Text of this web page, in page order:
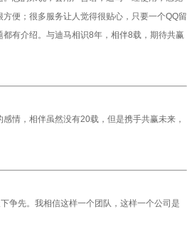
便；很多服务让人觉得很贴心，只要一个QQ留
有介绍。与迪马相识8年，相伴8载，期待共赢
情，相伴虽然没有20载，但是携手共赢未来，
争先。我相信这样一个团队，这样一个公司是